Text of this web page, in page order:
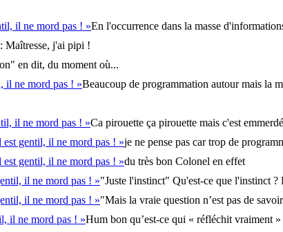
il ne mord pas ! »En l'occurrence dans la masse
Maîtresse, j'ai pipi !
en dit, du moment où...
il ne mord pas ! »Beaucoup de programmation autour mais la
il ne mord pas ! »Ca pirouette ça pirouette mais c'est
gentil, il ne mord pas ! »je ne pense pas car trop de
gentil, il ne mord pas ! »du très bon Colonel en effet
il ne mord pas ! »"Juste l'instinct" Qu'est-ce que l'instinct ?
il ne mord pas ! »"Mais la vraie question n’est pas de
il ne mord pas ! »Hum bon qu’est-ce qui « réfléchit vraiment »